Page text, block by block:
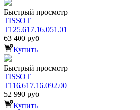
Быстрый просмотр
TISSOT
T125.617.16.051.01
63 400 руб.
Купить
Быстрый просмотр
TISSOT
T116.617.16.092.00
52 990 руб.
Купить